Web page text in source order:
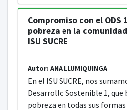
Compromiso con el ODS
pobreza en la
ISU SUCRE
Autor: ANA LLUMIQUINGA
En el ISU SUCRE, nos
Desarrollo Sostenible 1, que
pobreza en todas sus formas